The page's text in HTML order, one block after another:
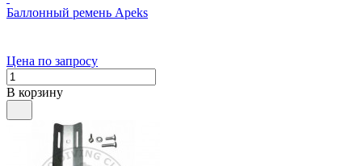
Баллонный ремень Apeks
Цена по запросу
В корзину